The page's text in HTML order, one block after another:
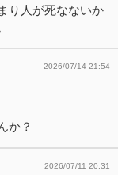
り人が死なないか
2026/07/14 21:54
か？
2026/07/11 20:31